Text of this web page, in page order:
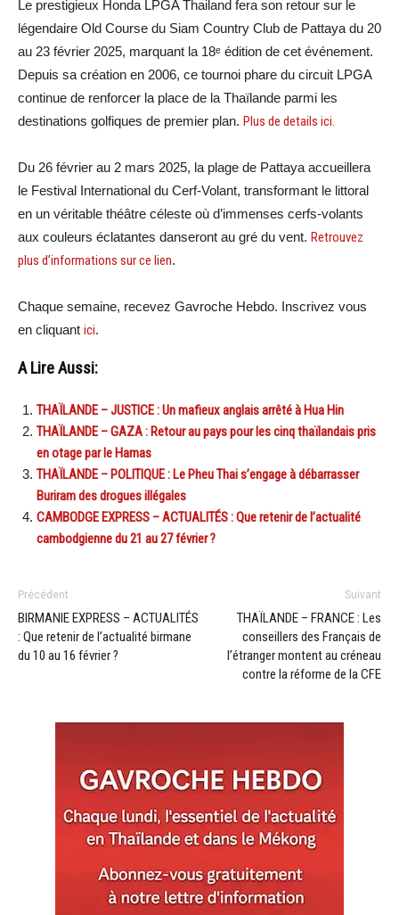
Le prestigieux Honda LPGA Thailand fera son retour sur le
légendaire Old Course du Siam Country Club de Pattaya du 20
au 23 février 2025, marquant la 18ᵉ édition de cet événement.
Depuis sa création en 2006, ce tournoi phare du circuit LPGA
continue de renforcer la place de la Thaïlande parmi les
destinations golfiques de premier plan. Plus de details ici.
Du 26 février au 2 mars 2025, la plage de Pattaya accueillera
le Festival International du Cerf-Volant, transformant le littoral
en un véritable théâtre céleste où d’immenses cerfs-volants
aux couleurs éclatantes danseront au gré du vent. Retrouvez
plus d’informations sur ce lien.
Chaque semaine, recevez Gavroche Hebdo. Inscrivez vous
en cliquant ici.
A Lire Aussi:
THAÏLANDE – JUSTICE : Un mafieux anglais arrêté à Hua Hin
THAÏLANDE – GAZA : Retour au pays pour les cinq thaïlandais pris
en otage par le Hamas
THAÏLANDE – POLITIQUE : Le Pheu Thai s’engage à débarrasser
Buriram des drogues illégales
CAMBODGE EXPRESS – ACTUALITÉS : Que retenir de l’actualité
cambodgienne du 21 au 27 février ?
Précédent
BIRMANIE EXPRESS – ACTUALITÉS
: Que retenir de l’actualité birmane
du 10 au 16 février ?
Suivant
THAÏLANDE – FRANCE : Les
conseillers des Français de
l’étranger montent au créneau
contre la réforme de la CFE